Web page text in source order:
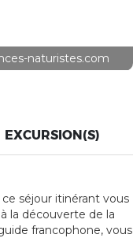
naturistes.com
EXCURSION(S)
séjour itinérant vous
la découverte de la
francophone, vous